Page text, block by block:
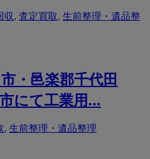
収, 査定買取, 生前整理・遺品整
・邑楽郡千代田
にて工業用...
, 生前整理・遺品整理